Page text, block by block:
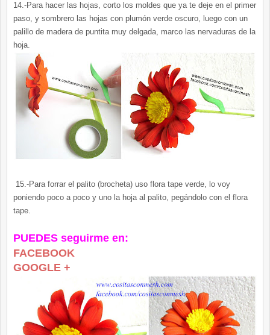
14.-Para hacer las hojas, corto los moldes que ya te deje en el primer
paso, y sombrero las hojas con plumón verde oscuro, luego con un
palillo de madera de puntita muy delgada, marco las nervaduras de la
hoja.
15.-Para forrar el palito (brocheta) uso flora tape verde, lo voy
poniendo poco a poco y uno la hoja al palito, pegándolo con el flora
tape.
PUEDES seguirme en:
FACEBOOK
GOOGLE +